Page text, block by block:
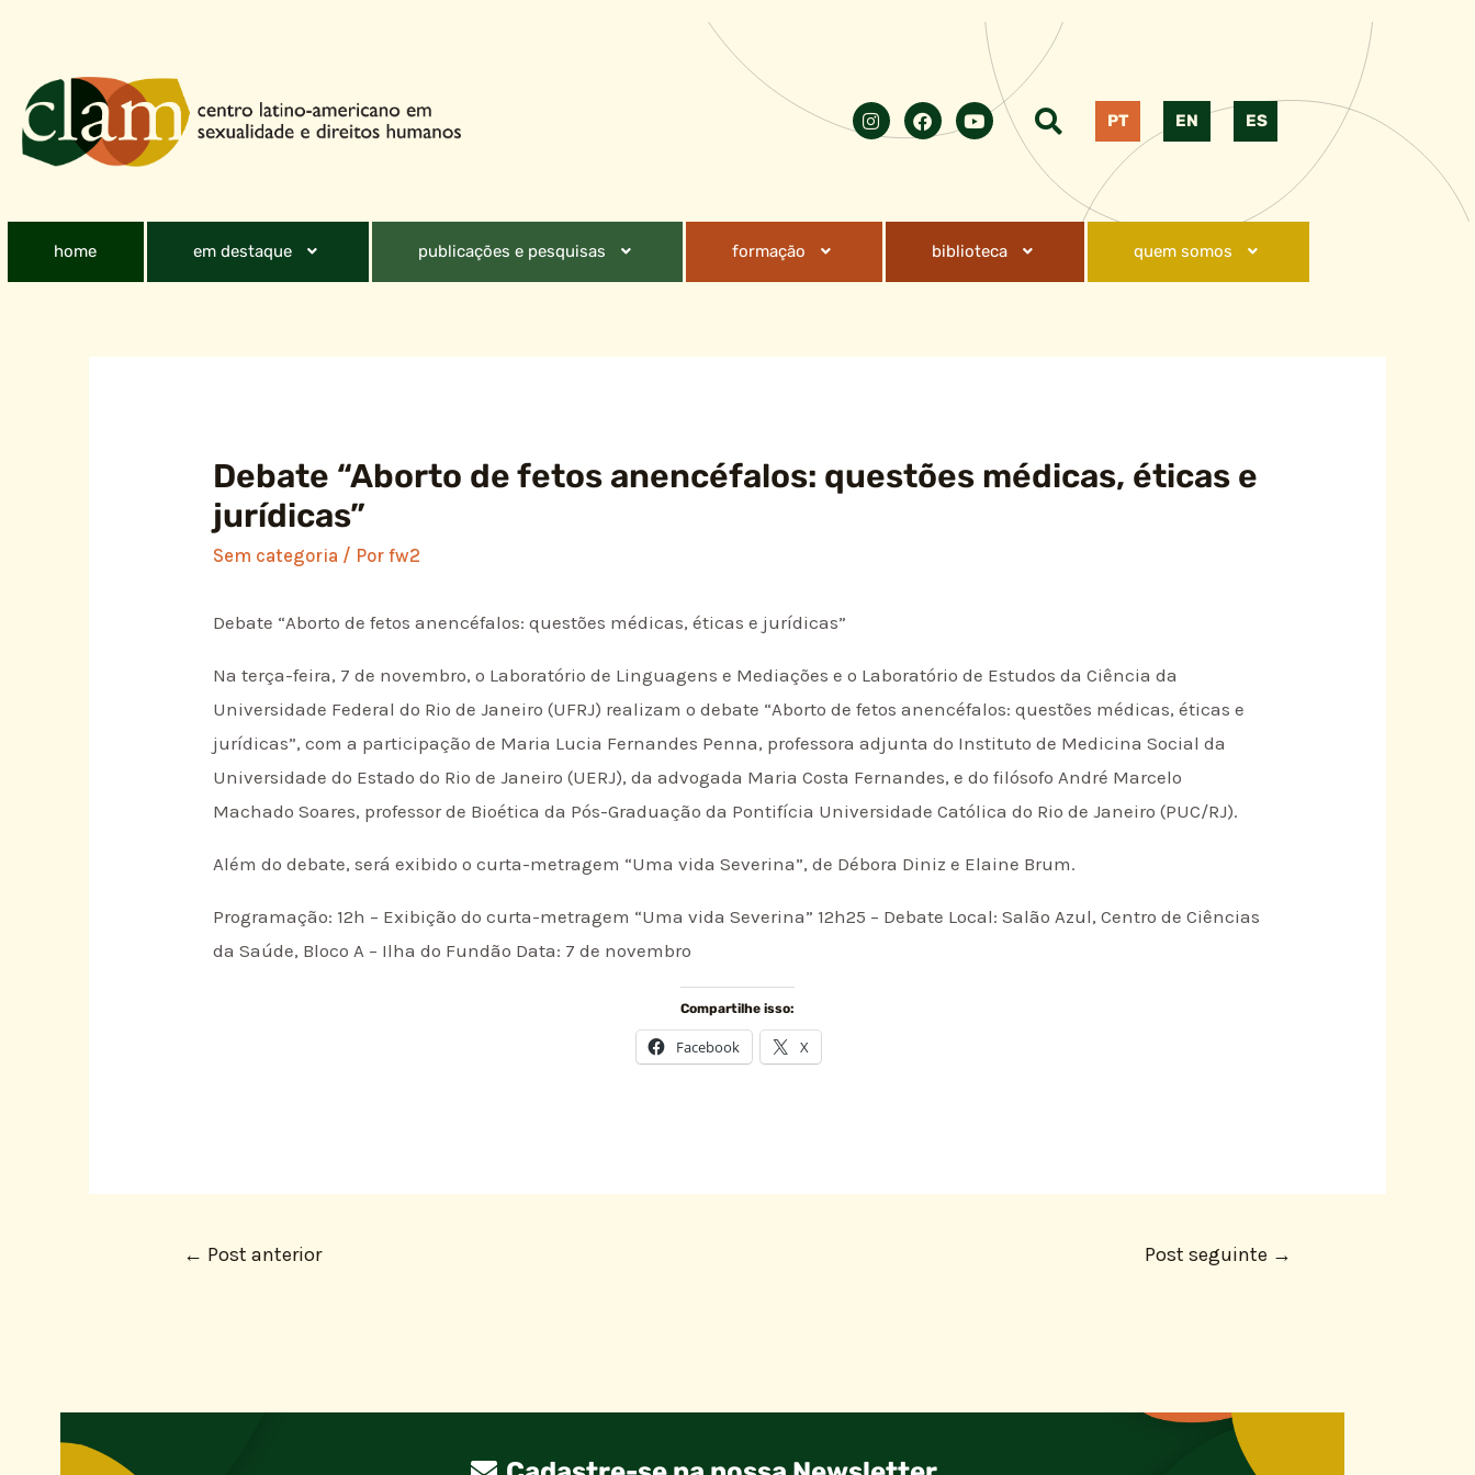
PT EN ES
home em destaque publicações e pesquisas formação biblioteca quem somos
Debate “Aborto de fetos anencéfalos: questões médicas, éticas e
jurídicas”
Sem categoria / Porfw2
Debate “Aborto de fetos anencéfalos: questões médicas, éticas e jurídicas”
Na terça-feira, 7 de novembro, o Laboratório de Linguagens e Mediações e o Laboratório de Estudos da Ciência da
Universidade Federal do Rio de Janeiro (UFRJ) realizam o debate “Aborto de fetos anencéfalos: questões médicas, éticas e
jurídicas”, com a participação de Maria Lucia Fernandes Penna, professora adjunta do Instituto de Medicina Social da
Universidade do Estado do Rio de Janeiro (UERJ), da advogada Maria Costa Fernandes, e do filósofo André Marcelo
Machado Soares, professor de Bioética da Pós-Graduação da Pontifícia Universidade Católica do Rio de Janeiro (PUC/RJ).
Além do debate, será exibido o curta-metragem “Uma vida Severina”, de Débora Diniz e Elaine Brum.
Programação: 12h – Exibição do curta-metragem “Uma vida Severina” 12h25 – Debate Local: Salão Azul, Centro de Ciências
da Saúde, Bloco A – Ilha do Fundão Data: 7 de novembro
Compartilhe isso:
Facebook X
← Post anterior Post seguinte →